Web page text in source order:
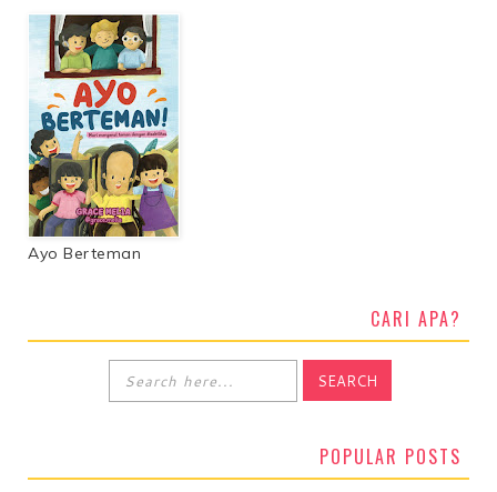
Ayo Berteman
CARI APA?
POPULAR POSTS